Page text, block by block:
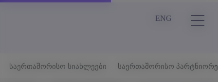
ENG
საერთაშორისო სიახლეები საერთაშორისო